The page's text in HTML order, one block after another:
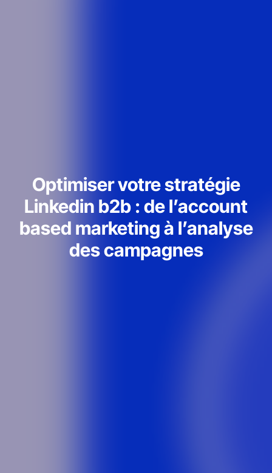
Optimiser votre stratégie
Linkedin b2b : de l’account
based marketing à l’analyse
des campagnes